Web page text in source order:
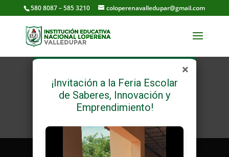
×
¡Invitación a la Feria Escolar
de Saberes, Innovación y
Emprendimiento!
580 8087 – 585 3210 coloperenavalledupar@gmail.com